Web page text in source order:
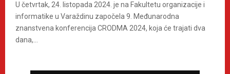
U četvrtak, 24. listopada 2024. je na Fakultetu organizacije i
informatike u Varaždinu započela 9. Međunarodna
znanstvena konferencija CRODMA 2024, koja će trajati dva
dana,...